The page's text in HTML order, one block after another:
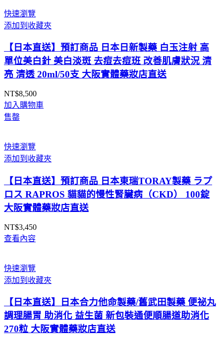
NT$1,479
快速瀏覽
添加到收藏夾
【日本直送】預訂商品 日本日新製藥 白玉注射 高
單位美白針 美白淡斑 去痘去痘班 改善肌膚狀況 清
亮 清透 20ml/50支 大阪實體藥妝店直送
NT$8,500
加入購物車
售罄
快速瀏覽
添加到收藏夾
【日本直送】預訂商品 日本東瑞TORAY製藥 ラプ
ロス RAPROS 貓貓的慢性腎臟病（CKD） 100錠
大阪實體藥妝店直送
NT$3,450
查看內容
快速瀏覽
添加到收藏夾
【日本直送】日本合力他命製藥/舊武田製藥 便祕丸
調理腸胃 助消化 益生菌 新包裝通便順腸道助消化
270粒 大阪實體藥妝店直送